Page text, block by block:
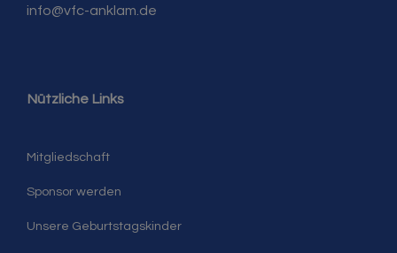
info@vfc-anklam.de
Nützliche Links
Mitgliedschaft
Sponsor werden
Unsere Geburtstagskinder